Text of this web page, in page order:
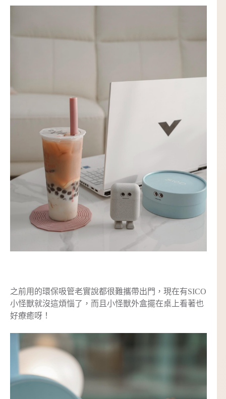
之前用的環保吸管老實說都很難攜帶出門，現在有SICO
小怪獸就沒這煩惱了，而且小怪獸外盒擺在桌上看著也
好療癒呀！